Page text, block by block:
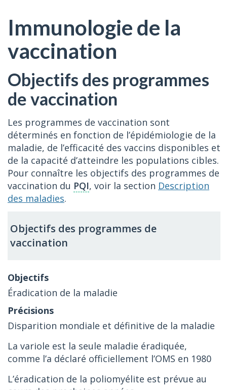
Immunologie de la
vaccination
Objectifs des programmes
de vaccination
Les programmes de vaccination sont
déterminés en fonction de l’épidémiologie de la
maladie, de l’efficacité des vaccins disponibles et
de la capacité d’atteindre les populations cibles.
Pour connaître les objectifs des programmes de
vaccination du PQI, voir la section Description
des maladies.
Objectifs des programmes de
vaccination
Éradication de la maladie
Disparition mondiale et définitive de la maladie
La variole est la seule maladie éradiquée,
comme l’a déclaré officiellement l’OMS en 1980
L’éradication de la poliomyélite est prévue au